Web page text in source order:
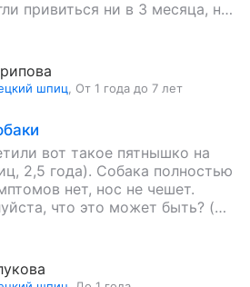
привиться ни в 3 месяца, ни
шпиц От 1 года до 7 лет
вот такое пятнышко на
2,5 года). Собака полностью
нет, нос не чешет.
что это может быть? (